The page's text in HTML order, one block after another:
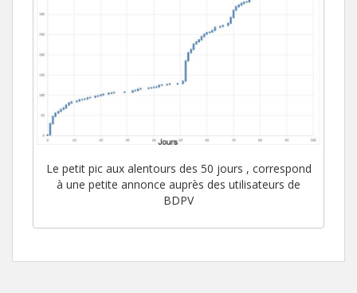
Le petit pic aux alentours des 50 jours , correspond
à une petite annonce auprès des utilisateurs de
BDPV